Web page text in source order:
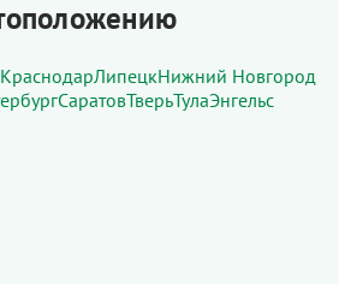
КраснодарЛипецкНижний Новгород
СаратовТверьТулаЭнгельс